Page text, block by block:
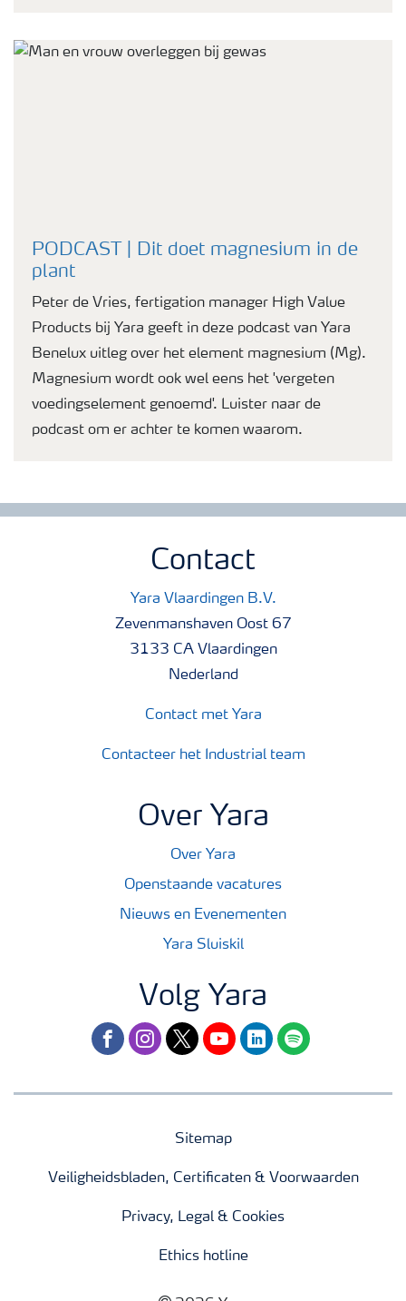
PODCAST | Dit doet magnesium in de
plant
Peter de Vries, fertigation manager High Value
Products bij Yara geeft in deze podcast van Yara
Benelux uitleg over het element magnesium (Mg).
Magnesium wordt ook wel eens het 'vergeten
voedingselement genoemd'. Luister naar de
podcast om er achter te komen waarom.
Contact
Yara Vlaardingen B.V.
Zevenmanshaven Oost 67
3133 CA Vlaardingen
Nederland
Contact met Yara
Contacteer het Industrial team
Over Yara
Over Yara
Openstaande vacatures
Nieuws en Evenementen
Yara Sluiskil
Volg Yara
facebookinstagram
twitteryoutubelinkedinspotify
Sitemap
Veiligheidsbladen, Certificaten & Voorwaarden
Privacy, Legal & Cookies
Ethics hotline